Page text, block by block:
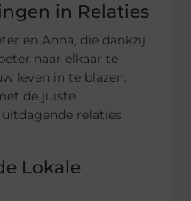
in Relaties
en Anna, die dankzij
naar elkaar te
leven in te blazen.
de juiste
relaties
Lokale